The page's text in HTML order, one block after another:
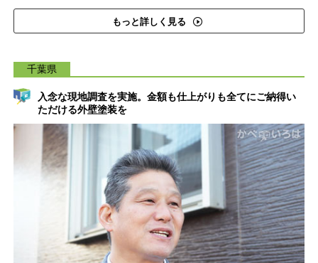
もっと詳しく見る
千葉県
入念な現地調査を実施。金額も仕上がりも全てにご納得い
ただける外壁塗装を